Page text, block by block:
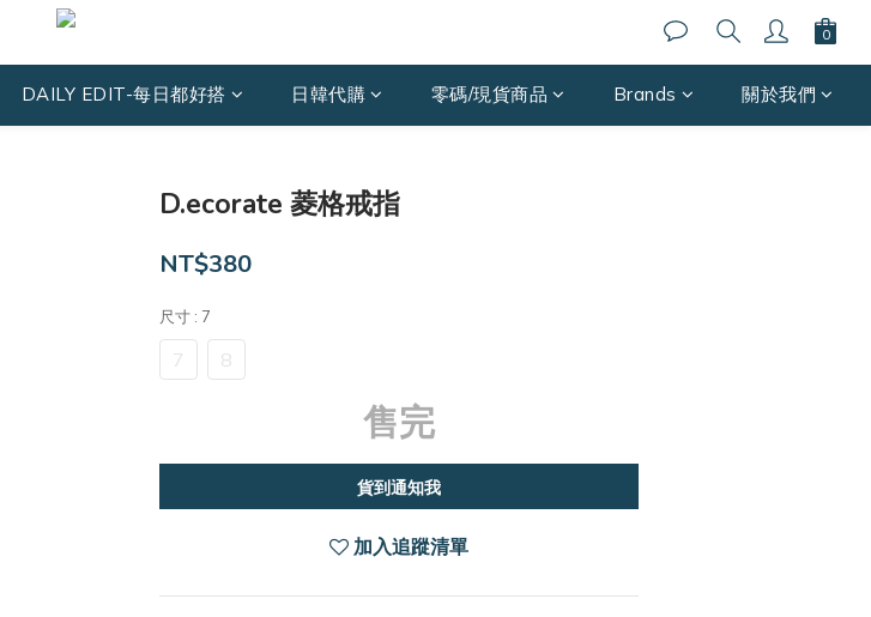
DAILY EDIT-每日都好搭 日韓代購 零碼/現貨商品 Brands 關於我們
D.ecorate 菱格戒指
NT$380
尺寸 : 7
7 8
售完
貨到通知我
加入追蹤清單